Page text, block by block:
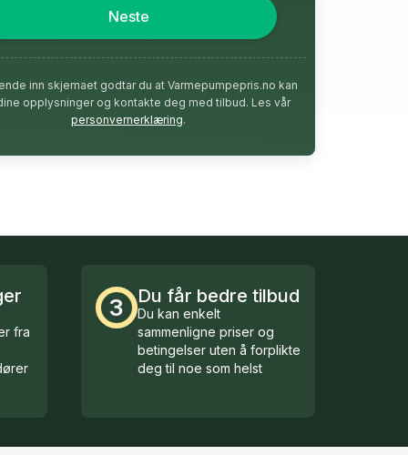
Neste
inn skjemaet godtar du at Varmepumpepris.no kan
opplysninger og kontakte deg med tilbud. Les vår
personvernerklæring.
fra
3 Du får bedre tilbud
Du kan enkelt
sammenligne priser og
betingelser uten å forplikte
deg til noe som helst